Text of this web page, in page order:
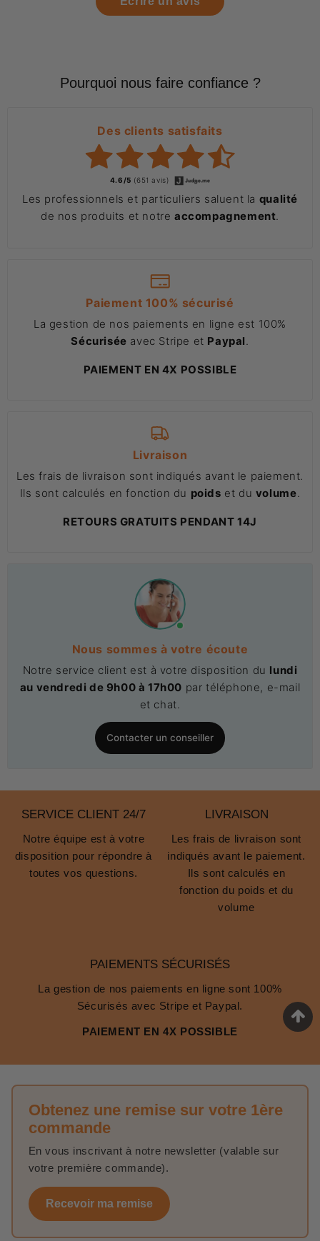
Pourquoi nous faire confiance ?
Des clients satisfaits
4.6/5 (651 avis)
Les professionnels et particuliers saluent la qualité
de nos produits et notre accompagnement.
Paiement 100% sécurisé
La gestion de nos paiements en ligne est 100%
Sécurisée avec Stripe et Paypal.
PAIEMENT EN 4X POSSIBLE
Livraison
Les frais de livraison sont indiqués avant le paiement.
Ils sont calculés en fonction du poids et du volume.
RETOURS GRATUITS PENDANT 14J
Nous sommes à votre écoute
Notre service client est à votre disposition du lundi
au vendredi de 9h00 à 17h00 par téléphone, e-mail
et chat.
Contacter un conseiller
SERVICE CLIENT 24/7
Notre équipe est à votre
disposition pour répondre à
toutes vos questions.
LIVRAISON
Les frais de livraison sont
indiqués avant le paiement.
Ils sont calculés en
fonction du poids et du
volume
PAIEMENTS SÉCURISÉS
La gestion de nos paiements en ligne sont 100%
Sécurisés avec Stripe et Paypal.
PAIEMENT EN 4X POSSIBLE
Obtenez une remise sur votre 1ère
commande
En vous inscrivant à notre newsletter (valable sur
votre première commande).
Recevoir ma remise